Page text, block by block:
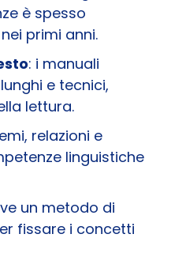
è spesso
primi anni.
: i manuali
e tecnici,
lettura.
relazioni e
linguistiche
un metodo di
fissare i concetti